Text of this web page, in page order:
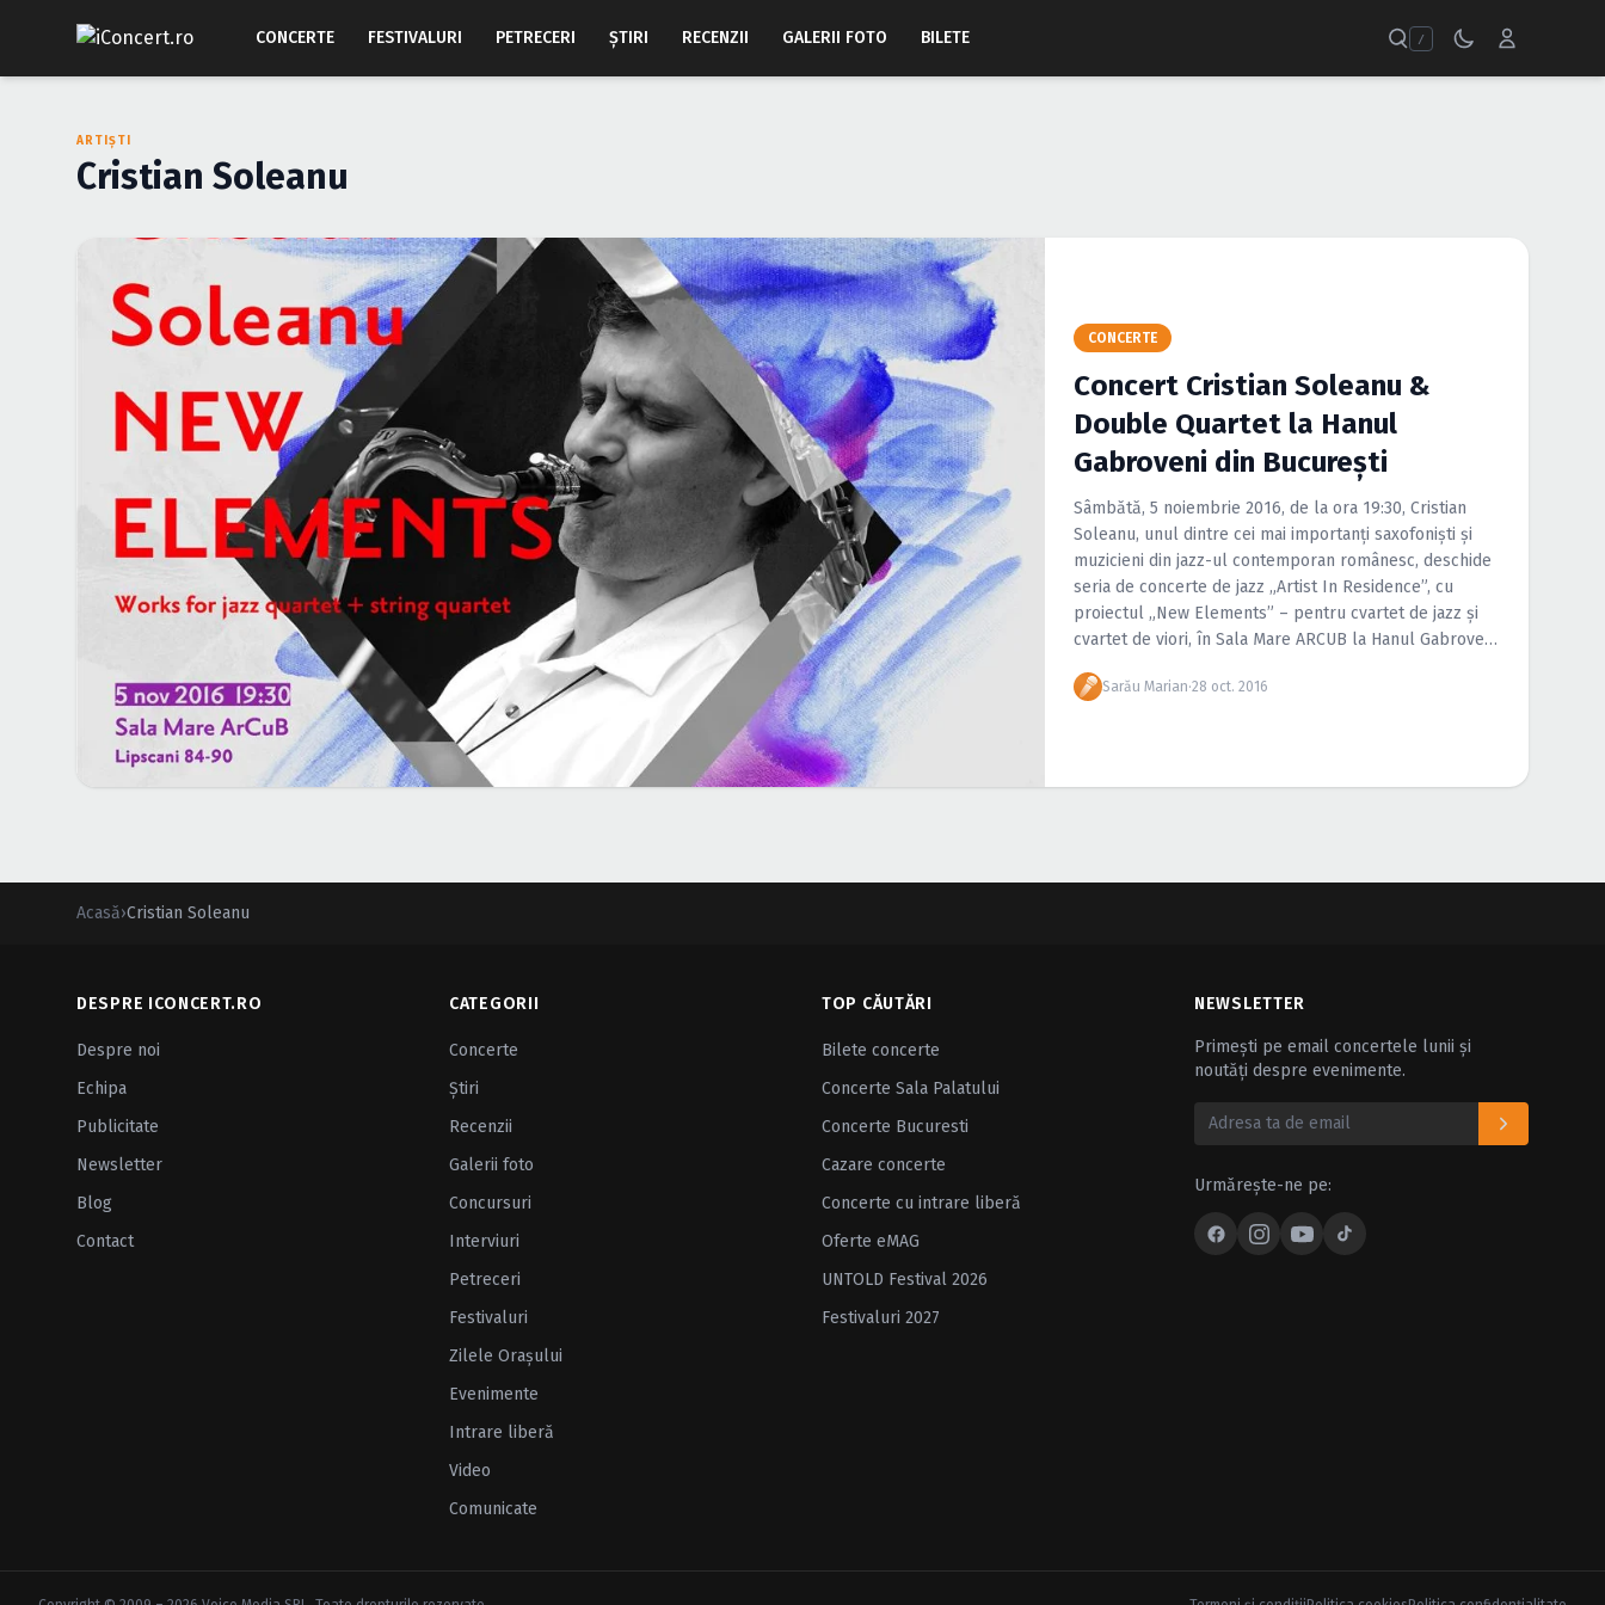
CONCERTE FESTIVALURI PETRECERI ŞTIRI RECENZII GALERII FOTO BILETE /
ARTIȘTI
Cristian Soleanu
CONCERTE
Concert Cristian Soleanu &
Double Quartet la Hanul
Gabroveni din Bucureşti
Sâmbătă, 5 noiembrie 2016, de la ora 19:30, Cristian
Soleanu, unul dintre cei mai importanţi saxofonişti şi
muzicieni din jazz-ul contemporan românesc, deschide
seria de concerte de jazz „Artist In Residence”, cu
proiectul „New Elements” – pentru cvartet de jazz şi
cvartet de viori, în Sala Mare ARCUB la Hanul Gabroveni
Sarău Marian·28 oct. 2016
Acasă›Cristian Soleanu
DESPRE ICONCERT.RO
Despre noi
Echipa
Publicitate
Newsletter
Blog
Contact
CATEGORII
Concerte
Ştiri
Recenzii
Galerii foto
Concursuri
Interviuri
Petreceri
Festivaluri
Zilele Oraşului
Evenimente
Intrare liberă
Video
Comunicate
TOP CĂUTĂRI
Bilete concerte
Concerte Sala Palatului
Concerte Bucuresti
Cazare concerte
Concerte cu intrare liberă
Oferte eMAG
UNTOLD Festival 2026
Festivaluri 2027
NEWSLETTER
Primești pe email concertele lunii și
noutăți despre evenimente.
Urmărește-ne pe: